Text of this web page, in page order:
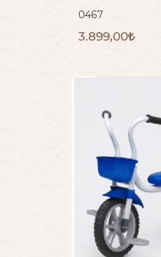
0467
3.899,00